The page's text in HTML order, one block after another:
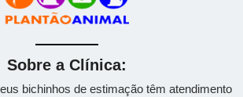
Sobre a Clínica:
bichinhos de estimação têm atendimento